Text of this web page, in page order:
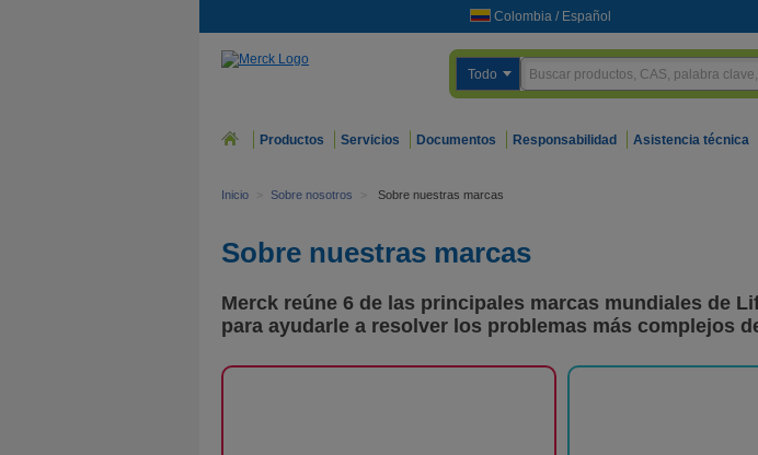
Colombia / Español
Todo
Productos Servicios Documentos Responsabilidad Asistencia técnica
Inicio > Sobre nosotros > Sobre nuestras marcas
Sobre nuestras marcas
Merck reúne 6 de las principales marcas mundiales de
para ayudarle a resolver los problemas más complejos